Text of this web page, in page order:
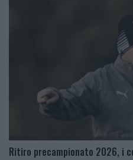
Ritiro precampionato 2026, i